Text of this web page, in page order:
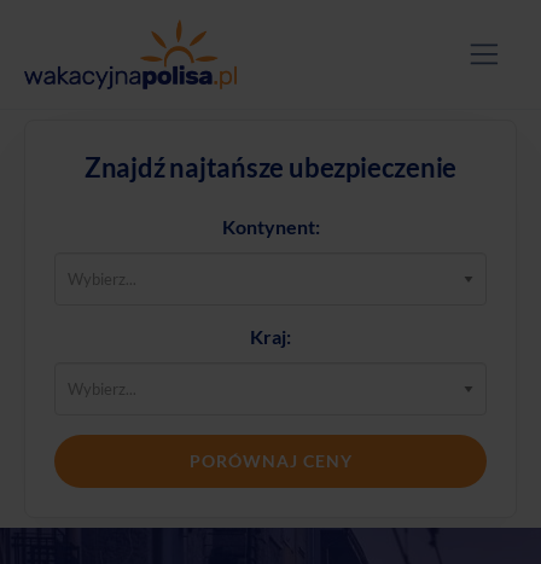
Znajdź najtańsze ubezpieczenie
Kontynent:
Kraj:
PORÓWNAJ CENY